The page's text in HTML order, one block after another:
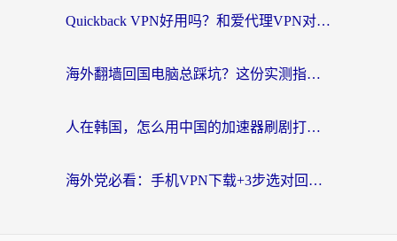
Quickback VPN好用吗？和爱代理VPN对比哪个回国效果更好？
海外翻墙回国电脑总踩坑？这份实测指南帮你选对加速器（附ChickCNinitapMalus对比）
人在韩国，怎么用中国的加速器刷剧打游戏？这份真实体验指南给你答案
海外党必看：手机VPN下载+3步选对回国加速器，无缝刷国内资源不再愁